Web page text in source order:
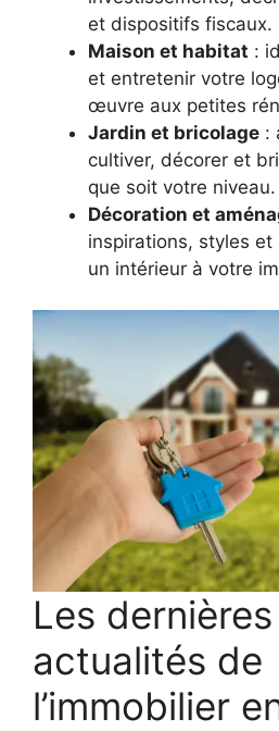
et dispositifs fiscaux.
Maison et habitat :
et entretenir votre
œuvre aux petites
Jardin et bricolage :
cultiver, décorer et
que soit votre niveau.
Décoration et
inspirations, styles
un intérieur à votre
Les dernières
actualités de
l’immobilier